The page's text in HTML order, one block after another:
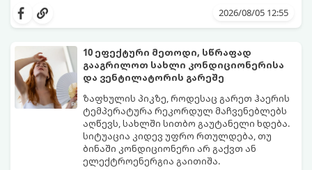
2026/08/05 12:55
10 ეფექტური მეთოდი, სწრაფად
გააგრილოთ სახლი კონდიციონერისა
და ვენტილატორის გარეშე
ზაფხულის პიკზე, როდესაც გარეთ ჰაერის
ტემპერატურა რეკორდულ მაჩვენებლებს
აღწევს, სახლში სითბო გაუტანელი ხდება.
სიტუაცია კიდევ უფრო რთულდება, თუ
ბინაში კონდიციონერი არ გაქვთ ან
ელექტროენერგია გაითიშა.